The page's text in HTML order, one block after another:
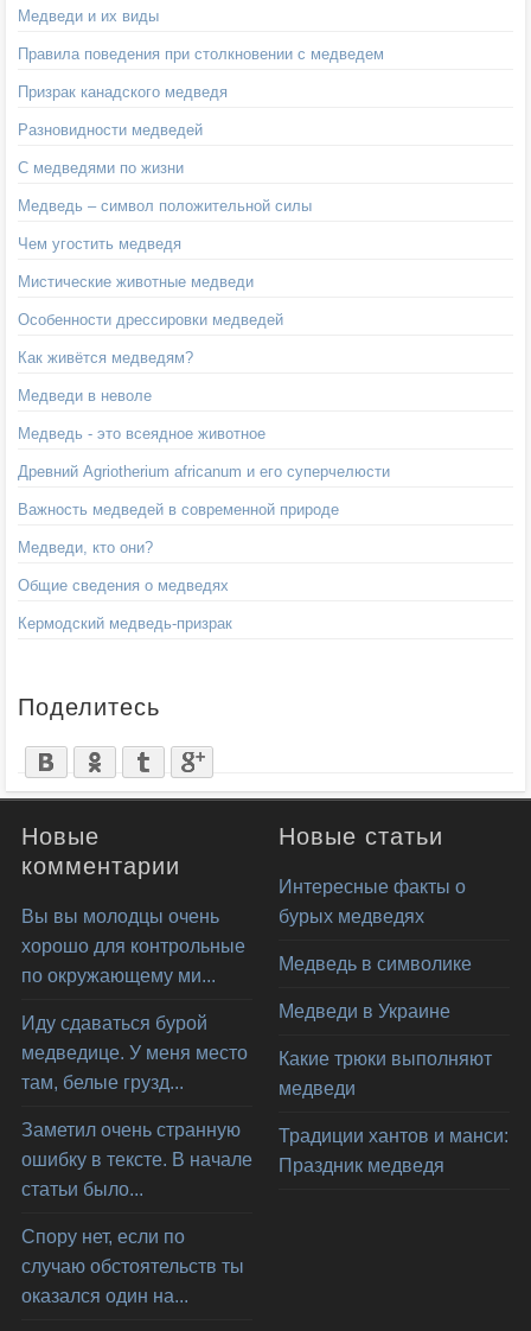
Медведи и их виды
Правила поведения при столкновении с медведем
Призрак канадского медведя
Разновидности медведей
С медведями по жизни
Медведь – символ положительной силы
Чем угостить медведя
Мистические животные медведи
Особенности дрессировки медведей
Как живётся медведям?
Медведи в неволе
Медведь - это всеядное животное
Древний Agriotherium africanum и его суперчелюсти
Важность медведей в современной природе
Медведи, кто они?
Общие сведения о медведях
Кермодский медведь-призрак
Поделитесь
Новые
комментарии
Вы вы молодцы очень
хорошо для контрольные
по окружающему ми...
Иду сдаваться бурой
медведице. У меня место
там, белые грузд...
Заметил очень странную
ошибку в тексте. В начале
статьи было...
Спору нет, если по
случаю обстоятельств ты
оказался один на...
Новые статьи
Интересные факты о
бурых медведях
Медведь в символике
Медведи в Украине
Какие трюки выполняют
медведи
Традиции хантов и манси:
Праздник медведя